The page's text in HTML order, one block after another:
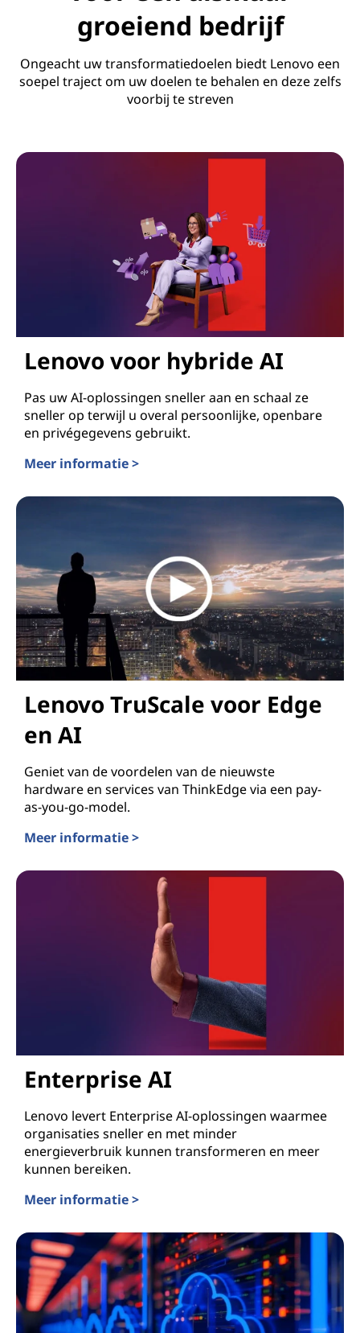
groeiend bedrijf
Ongeacht uw transformatiedoelen biedt Lenovo een
soepel traject om uw doelen te behalen en deze zelfs
voorbij te streven
Lenovo voor hybride AI
Pas uw AI-oplossingen sneller aan en schaal ze
sneller op terwijl u overal persoonlijke, openbare
en privégegevens gebruikt.
Meer informatie >
Lenovo TruScale voor Edge
en AI
Geniet van de voordelen van de nieuwste
hardware en services van ThinkEdge via een pay-
as-you-go-model.
Meer informatie >
Enterprise AI
Lenovo levert Enterprise AI-oplossingen waarmee
organisaties sneller en met minder
energieverbruik kunnen transformeren en meer
kunnen bereiken.
Meer informatie >